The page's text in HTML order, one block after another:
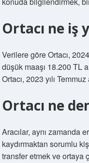
Ortacı ne iş
Verilere göre Ortacı,
düşük maaşı 18.200 TL
Ortacı, 2023 yılı
Ortacı ne
Aracılar, aynı zamanda
kaydırmaktan sorumlu
transfer etmek ve ortaya